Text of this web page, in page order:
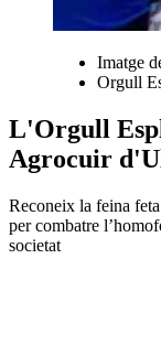
Imatge
Orgull
L'Orgull
Agrocuir
Reconeix la feina
per combatre
societat